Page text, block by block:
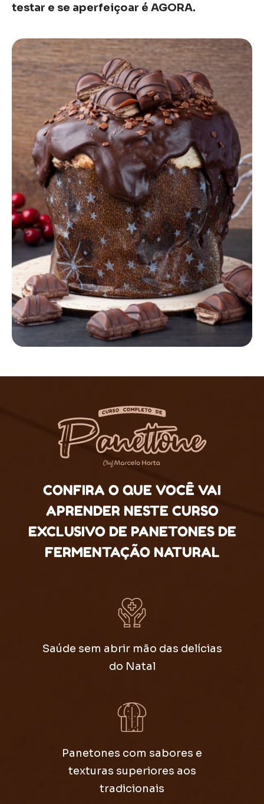
testar e se aperfeiçoar é AGORA.
CONFIRA O QUE VOCÊ VAI
APRENDER NESTE CURSO
EXCLUSIVO DE PANETONES DE
FERMENTAÇÃO NATURAL
Saúde sem abrir mão das delícias
do Natal
Panetones com sabores e
texturas superiores aos
tradicionais